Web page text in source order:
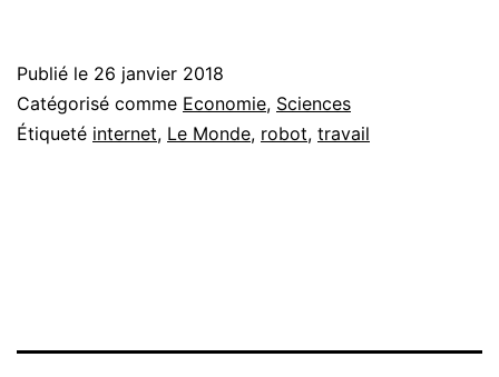
Publié le 26 janvier 2018
Catégorisé comme Economie, Sciences
Étiqueté internet, Le Monde, robot, travail